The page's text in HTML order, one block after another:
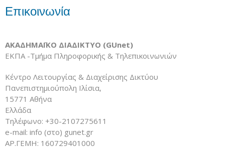
Επικοινωνία
ΑΚΑΔΗΜΑΪΚΟ ΔΙΑΔΙΚΤΥΟ (GUnet)
ΕΚΠΑ -Τμήμα Πληροφορικής & Τηλεπικοινωνιών
Κέντρο Λειτουργίας & Διαχείρισης Δικτύου
Πανεπιστημιούπολη Ιλίσια,
15771 Αθήνα
Ελλάδα
Τηλέφωνο: +30-2107275611
e-mail: info (στο) gunet.gr
ΑΡ.ΓΕΜΗ: 160729401000